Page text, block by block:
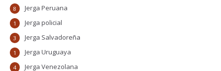
Jerga Peruana
8
Jerga policial
1
Jerga Salvadoreña
3
Jerga Uruguaya
1
Jerga Venezolana
4